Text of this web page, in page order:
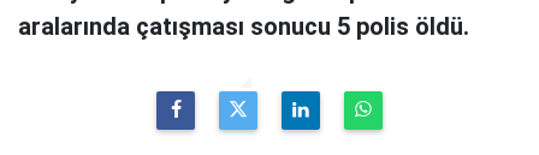
aralarında çatışması sonucu 5 polis öldü.